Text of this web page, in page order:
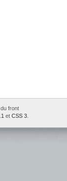
front
et CSS 3